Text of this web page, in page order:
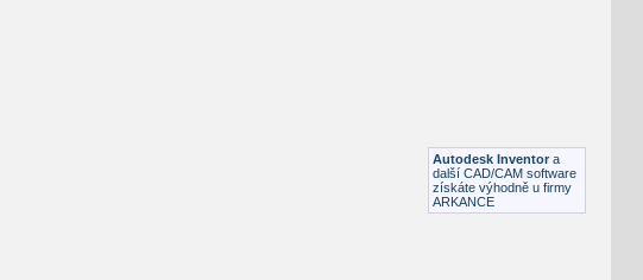
Plastové součásti
Autodesk Inventor a
další CAD/CAM software
získáte výhodně u firmy
ARKANCE